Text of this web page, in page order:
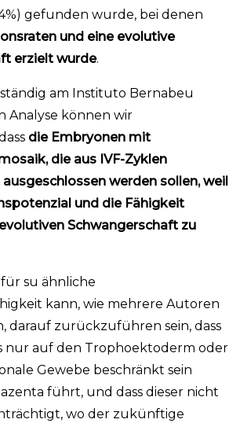
gefunden wurde, bei denen
und eine evolutive
erzielt wurde.
am Instituto Bernabeu
können wir
die Embryonen mit
die aus IVF-Zyklen
werden sollen, weil
und die Fähigkeit
Schwangerschaft zu
su ähnliche
kann, wie mehrere Autoren
darauf zurückzuführen sein, dass
nur auf den Trophoektoderm oder
Gewebe beschränkt sein
führt, und dass dieser nicht
wo der zukünftige